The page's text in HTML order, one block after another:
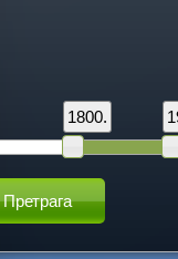
1800.